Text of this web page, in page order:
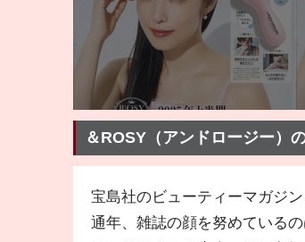
＆ROSY（アンドロージー）
宝島社のビューティーマガジ
通年、雑誌の顔を努めている